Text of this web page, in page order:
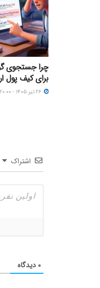
چرا جستجوی
برای کیف پول
اشتراک
۰ دیدگاه